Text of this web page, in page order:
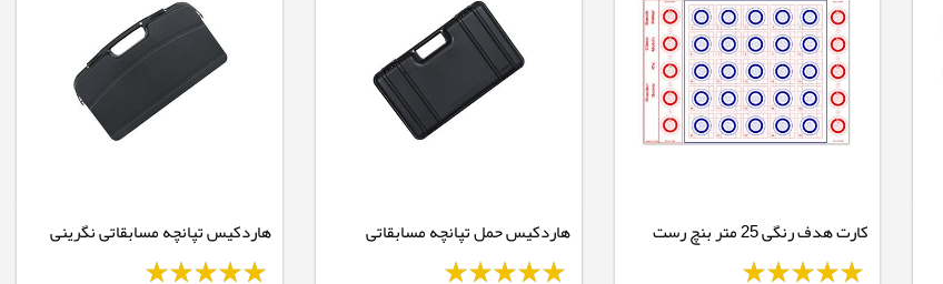
کارت هدف رنگی 25 متر بنچ رست
هاردکیس حمل تپانچه مسابقاتی
نگرینی
هاردکیس تپانچه مسابقاتی نگرینی